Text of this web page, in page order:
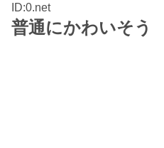
ID:0.net
普通にかわいそう